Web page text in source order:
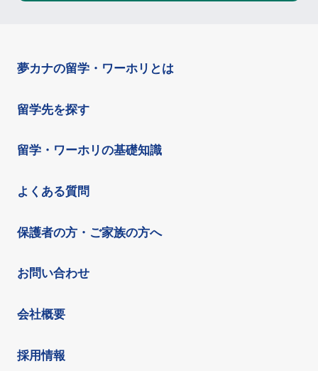
夢カナの留学・ワーホリとは
留学先を探す
留学・ワーホリの基礎知識
よくある質問
保護者の方・ご家族の方へ
お問い合わせ
会社概要
採用情報